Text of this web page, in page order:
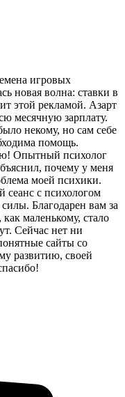
игровых
новая волна: ставки в
этой рекламой. Азарт
месячную зарплату.
некому, но сам себе
помощь.
Опытный психолог
почему у меня
моей психики.
с психологом
Благодарен вам за
маленькому, стало
Сейчас нет ни
сайты со
развитию, своей